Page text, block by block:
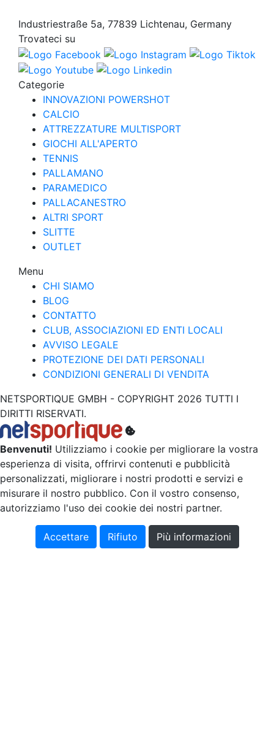
Industriestraße 5a, 77839 Lichtenau, Germany
Trovateci su
Categorie
INNOVAZIONI POWERSHOT
CALCIO
ATTREZZATURE MULTISPORT
GIOCHI ALL'APERTO
TENNIS
PALLAMANO
PARAMEDICO
PALLACANESTRO
ALTRI SPORT
SLITTE
OUTLET
Menu
CHI SIAMO
BLOG
CONTATTO
CLUB, ASSOCIAZIONI ED ENTI LOCALI
AVVISO LEGALE
PROTEZIONE DEI DATI PERSONALI
CONDIZIONI GENERALI DI VENDITA
NETSPORTIQUE GMBH - COPYRIGHT 2026 TUTTI I
DIRITTI RISERVATI.
Benvenuti! Utilizziamo i cookie per migliorare la vostra
esperienza di visita, offrirvi contenuti e pubblicità
personalizzati, migliorare i nostri prodotti e servizi e
misurare il nostro pubblico. Con il vostro consenso,
autorizziamo l'uso dei cookie dei nostri partner.
Accettare Rifiuto Più informazioni